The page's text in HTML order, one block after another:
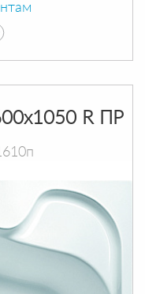
R ПР